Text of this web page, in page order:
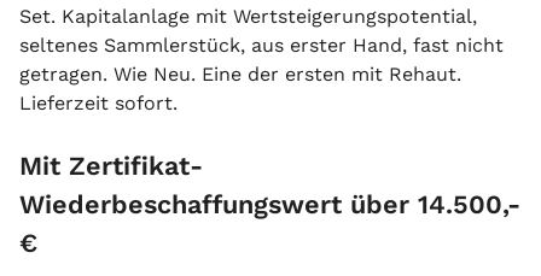
Set. Kapitalanlage mit Wertsteigerungspotential,
seltenes Sammlerstück, aus erster Hand, fast nicht
getragen. Wie Neu. Eine der ersten mit Rehaut.
Lieferzeit sofort.
Mit Zertifikat-
Wiederbeschaffungswert über 14.500,-
€